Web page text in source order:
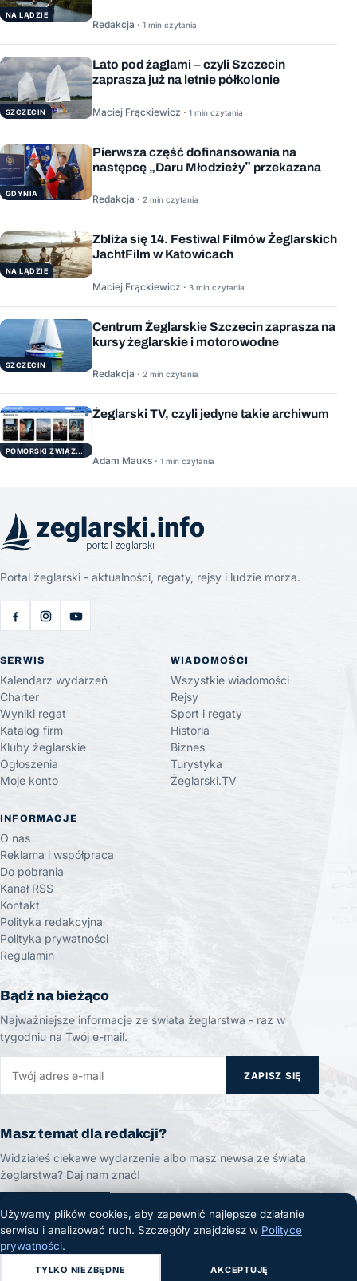
NA LĄDZIE
Redakcja · 1 min czytania
SZCZECIN
Lato pod żaglami – czyli Szczecin
zaprasza już na letnie półkolonie
Maciej Frąckiewicz · 1 min czytania
GDYNIA
Pierwsza część dofinansowania na
następcę „Daru Młodzieży” przekazana
Redakcja · 2 min czytania
NA LĄDZIE
Zbliża się 14. Festiwal Filmów Żeglarskich
JachtFilm w Katowicach
Maciej Frąckiewicz · 3 min czytania
SZCZECIN
Centrum Żeglarskie Szczecin zaprasza na
kursy żeglarskie i motorowodne
Redakcja · 2 min czytania
POMORSKI ZWIĄZEK ŻEGLARSKI
Żeglarski TV, czyli jedyne takie archiwum
Adam Mauks · 1 min czytania
Portal żeglarski - aktualności, regaty, rejsy i ludzie morza.
SERWIS
Kalendarz wydarzeń
Charter
Wyniki regat
Katalog firm
Kluby żeglarskie
Ogłoszenia
Moje konto
WIADOMOŚCI
Wszystkie wiadomości
Rejsy
Sport i regaty
Historia
Biznes
Turystyka
Żeglarski.TV
INFORMACJE
O nas
Reklama i współpraca
Do pobrania
Kanał RSS
Kontakt
Polityka redakcyjna
Polityka prywatności
Regulamin
Bądź na bieżąco
Najważniejsze informacje ze świata żeglarstwa - raz w
tygodniu na Twój e-mail.
ZAPISZ SIĘ
Masz temat dla redakcji?
Widziałeś ciekawe wydarzenie albo masz newsa ze świata
żeglarstwa? Daj nam znać!
ZGŁOŚ TEMAT
© 2026 Żeglarski.info. Wszelkie prawa zastrzeżone.
Używamy plików cookies, aby zapewnić najlepsze działanie
serwisu i analizować ruch. Szczegóły znajdziesz w Polityce
prywatności.
TYLKO NIEZBĘDNE AKCEPTUJĘ